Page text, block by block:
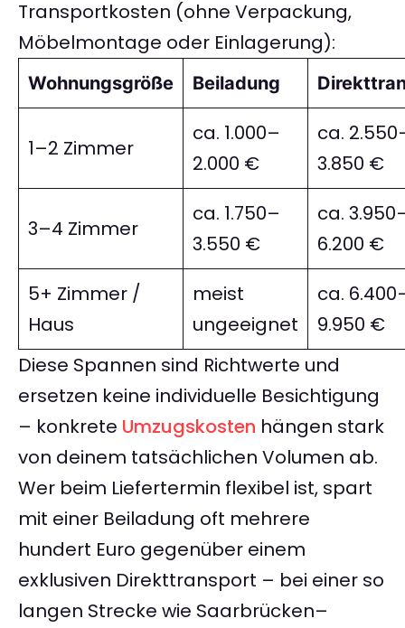
Transportkosten (ohne Verpackung,
Möbelmontage oder Einlagerung):
Wohnungsgröße Beiladung
1–2 Zimmer
ca. 1.000–
2.000 €
ca.
3.850 €
3–4 Zimmer
ca. 1.750–
3.550 €
ca.
6.200 €
5+ Zimmer /
Haus
meist
ungeeignet
ca.
9.950 €
Diese Spannen sind Richtwerte und
ersetzen keine individuelle Besichtigung
– konkrete Umzugskosten hängen stark
von deinem tatsächlichen Volumen ab.
Wer beim Liefertermin flexibel ist, spart
mit einer Beiladung oft mehrere
hundert Euro gegenüber einem
exklusiven Direkttransport – bei einer so
langen Strecke wie Saarbrücken–